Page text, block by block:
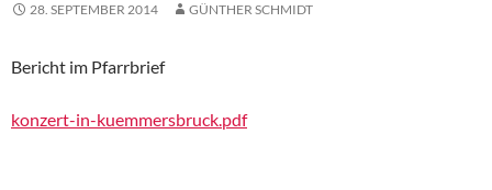
28. SEPTEMBER 2014 GÜNTHER SCHMIDT
Bericht im Pfarrbrief
konzert-in-kuemmersbruck.pdf